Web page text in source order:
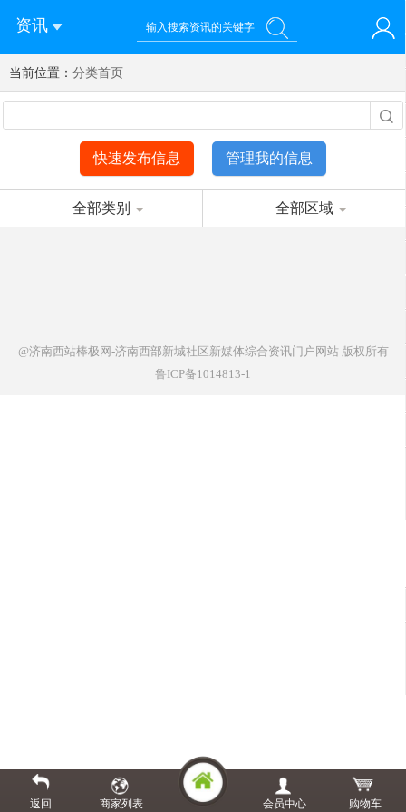
资讯
您好！欢迎来到济南西站棒极网-济南西部新城社区新媒体综
合资讯门户网站
登录 注册 微信快速登录
当前位置： 分类首页
快速发布信息 管理我的信息
全部类别 全部区域
@济南西站棒极网-济南西部新城社区新媒体综合资讯门户网站版权所有
鲁ICP备1014813-1
返回 商家列表 会员中心 购物车